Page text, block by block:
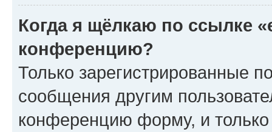
Когда я щёлкаю по ссылке
конференцию?
Только зарегистрированные
сообщения другим
конференцию форму, и